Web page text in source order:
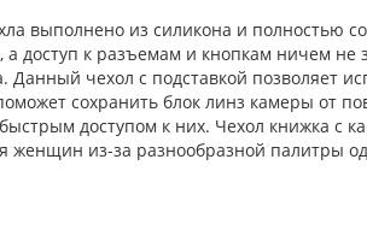
выполнено из силикона и полностью
доступ к разъемам и кнопкам ничем
чехол с подставкой позволяет
сохранить блок линз камеры от
доступом к них. Чехол книжка с
женщин из-за разнообразной палитры